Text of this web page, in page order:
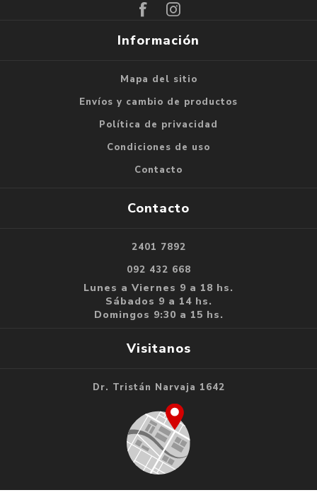
Información
Mapa del sitio
Envíos y cambio de productos
Política de privacidad
Condiciones de uso
Contacto
Contacto
2401 7892
092 432 668
Lunes a Viernes 9 a 18 hs.
Sábados 9 a 14 hs.
Domingos 9:30 a 15 hs.
Visitanos
Dr. Tristán Narvaja 1642